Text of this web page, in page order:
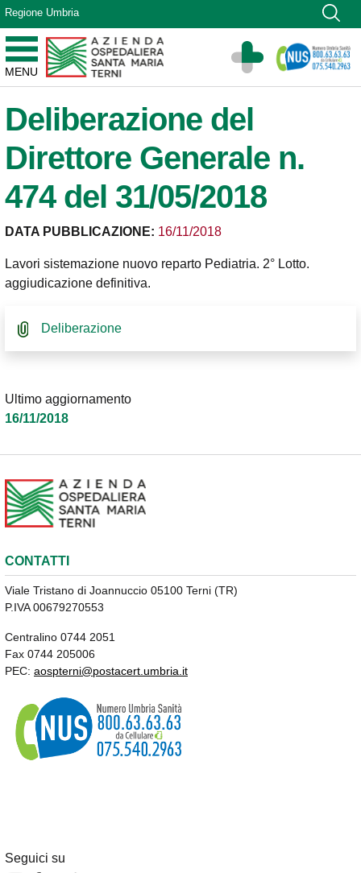
Vai ai contenuti
Vai al menu di navigazione
Vai al footer
Regione Umbria
MENU
Azienda Ospedaliera Santa Maria di Terni
Sito Istituzionale
Deliberazione del
Direttore Generale n.
474 del 31/05/2018
DATA PUBBLICAZIONE: 16/11/2018
Lavori sistemazione nuovo reparto Pediatria. 2° Lotto.
aggiudicazione definitiva.
Deliberazione
Ultimo aggiornamento
16/11/2018
CONTATTI
Viale Tristano di Joannuccio 05100 Terni (TR)
P.IVA 00679270553
Centralino 0744 2051
Fax 0744 205006
PEC: aospterni@postacert.umbria.it
Seguici su